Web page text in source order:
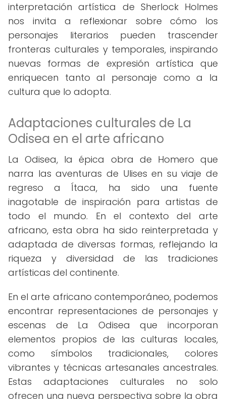
interpretación artística de Sherlock Holmes
nos invita a reflexionar sobre cómo los
personajes literarios pueden trascender
fronteras culturales y temporales, inspirando
nuevas formas de expresión artística que
enriquecen tanto al personaje como a la
cultura que lo adopta.
Adaptaciones culturales de La
Odisea en el arte africano
La Odisea, la épica obra de Homero que
narra las aventuras de Ulises en su viaje de
regreso a Ítaca, ha sido una fuente
inagotable de inspiración para artistas de
todo el mundo. En el contexto del arte
africano, esta obra ha sido reinterpretada y
adaptada de diversas formas, reflejando la
riqueza y diversidad de las tradiciones
artísticas del continente.
En el arte africano contemporáneo, podemos
encontrar representaciones de personajes y
escenas de La Odisea que incorporan
elementos propios de las culturas locales,
como símbolos tradicionales, colores
vibrantes y técnicas artesanales ancestrales.
Estas adaptaciones culturales no solo
ofrecen una nueva perspectiva sobre la obra